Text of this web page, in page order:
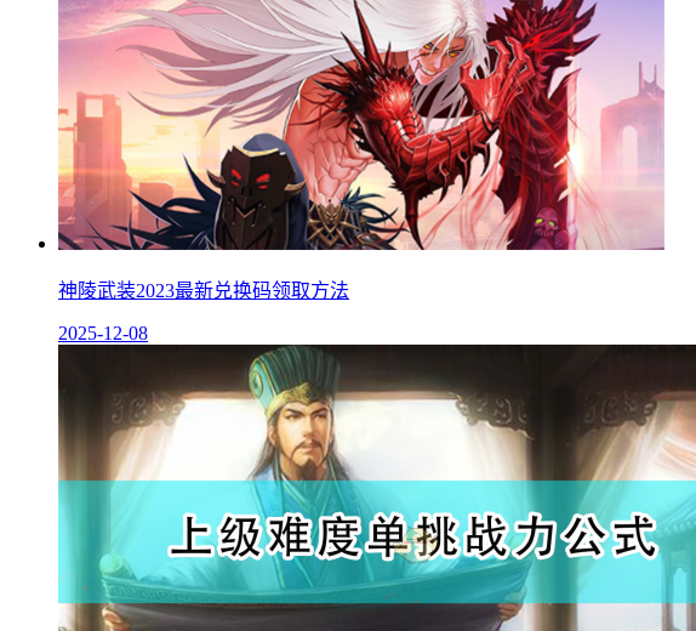
神陵武装2023最新兑换码领取方法
2025-12-08